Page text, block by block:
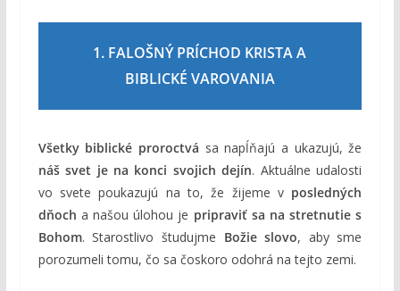
1. FALOŠNÝ PRÍCHOD KRISTA A
BIBLICKÉ VAROVANIA
Všetky biblické proroctvá sa napĺňajú a ukazujú, že
náš svet je na konci svojich dejín. Aktuálne udalosti
vo svete poukazujú na to, že žijeme v posledných
dňoch a našou úlohou je pripraviť sa na stretnutie s
Bohom. Starostlivo študujme Božie slovo, aby sme
porozumeli tomu, čo sa čoskoro odohrá na tejto zemi.